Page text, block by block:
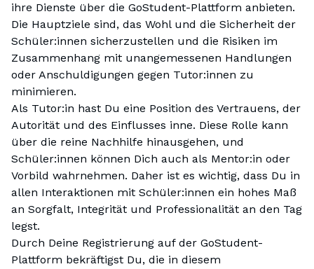
ihre Dienste über die GoStudent-Plattform anbieten.
Die Hauptziele sind, das Wohl und die Sicherheit der
Schüler:innen sicherzustellen und die Risiken im
Zusammenhang mit unangemessenen Handlungen
oder Anschuldigungen gegen Tutor:innen zu
minimieren.
Als Tutor:in hast Du eine Position des Vertrauens, der
Autorität und des Einflusses inne. Diese Rolle kann
über die reine Nachhilfe hinausgehen, und
Schüler:innen können Dich auch als Mentor:in oder
Vorbild wahrnehmen. Daher ist es wichtig, dass Du in
allen Interaktionen mit Schüler:innen ein hohes Maß
an Sorgfalt, Integrität und Professionalität an den Tag
legst.
Durch Deine Registrierung auf der GoStudent-
Plattform bekräftigst Du, die in diesem